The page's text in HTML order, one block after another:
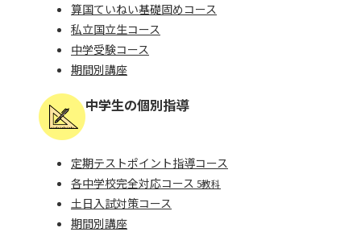
算国ていねい基礎固めコース
私⽴国⽴⽣コース
中学受験コース
期間別講座
中学⽣の個別指導
定期テストポイント指導コース
各中学校完全対応コース 5教科
⼟⽇⼊試対策コース
期間別講座